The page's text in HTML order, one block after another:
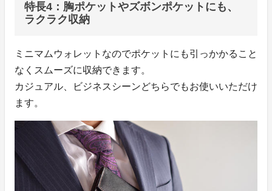
特長4：胸ポケットやズボンポケットにも、
ラクラク収納
ミニマムウォレットなのでポケットにも引っかかること
なくスムーズに収納できます。
カジュアル、ビジネスシーンどちらでもお使いいただけ
ます。